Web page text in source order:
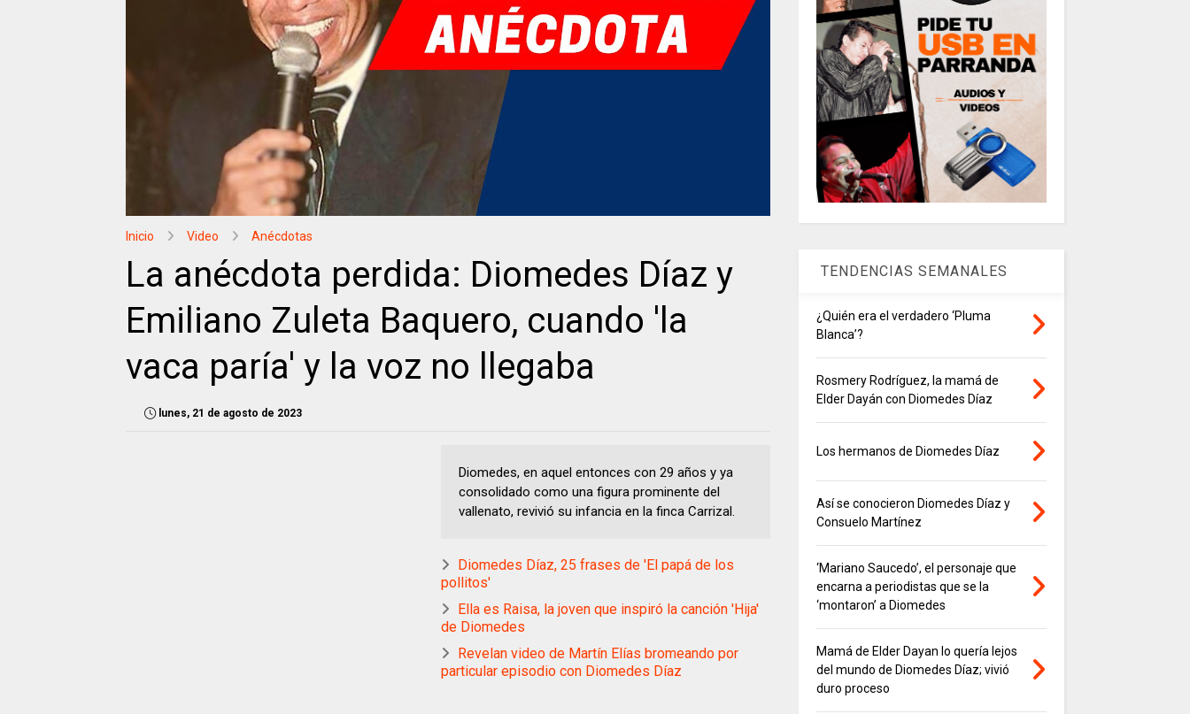
Inicio Video Anécdotas
La anécdota perdida: Diomedes Díaz y
Emiliano Zuleta Baquero, cuando 'la
vaca paría' y la voz no llegaba
lunes, 21 de agosto de 2023
Diomedes, en aquel entonces con 29 años y ya
consolidado como una figura prominente del
vallenato, revivió su infancia en la finca Carrizal.
Diomedes Díaz, 25 frases de 'El papá de los
pollitos'
Ella es Raisa, la joven que inspiró la canción 'Hija'
de Diomedes
Revelan video de Martín Elías bromeando por
particular episodio con Diomedes Díaz
TENDENCIAS SEMANALES
¿Quién era el verdadero ‘Pluma
Blanca’?
Rosmery Rodríguez, la mamá de
Elder Dayán con Diomedes Díaz
Los hermanos de Diomedes Díaz
Así se conocieron Diomedes Díaz y
Consuelo Martínez
‘Mariano Saucedo’, el personaje que
encarna a periodistas que se la
‘montaron’ a Diomedes
Mamá de Elder Dayan lo quería lejos
del mundo de Diomedes Díaz; vivió
duro proceso